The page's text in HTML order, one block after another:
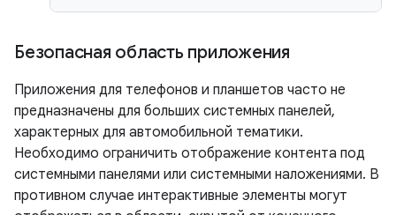
Безопасная область приложения
Приложения для телефонов и планшетов часто не
предназначены для больших системных панелей,
характерных для автомобильной тематики.
Необходимо ограничить отображение контента под
системными панелями или системными наложениями. В
противном случае интерактивные элементы могут